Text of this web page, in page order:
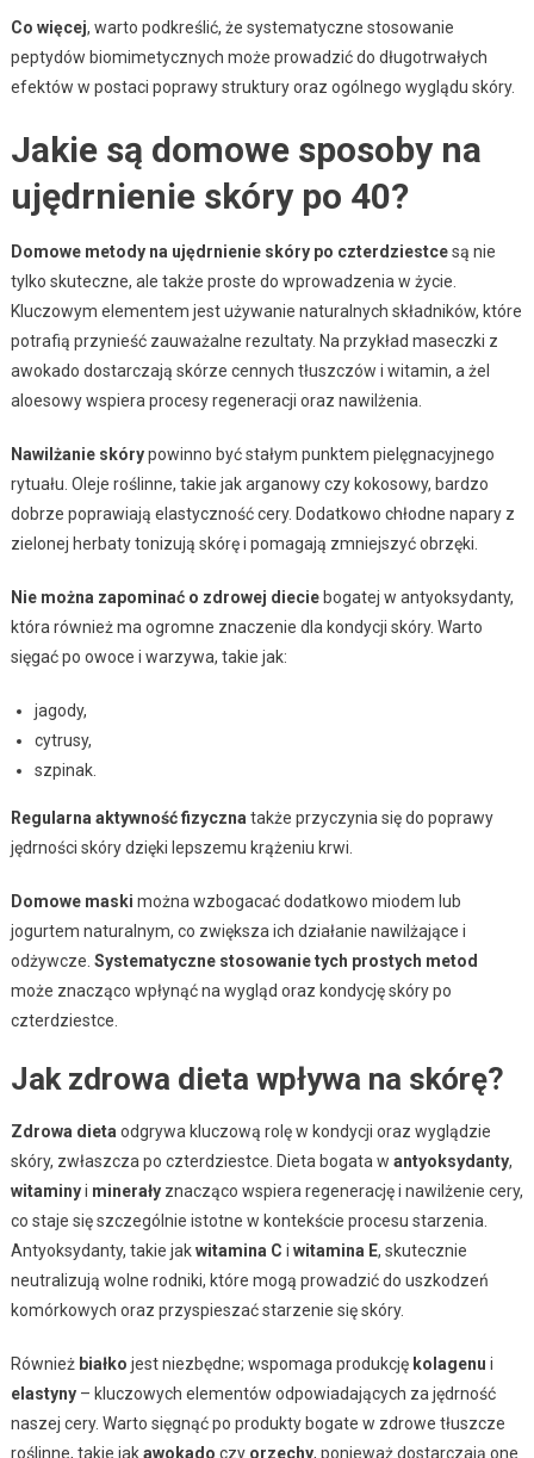
Co więcej, warto podkreślić, że systematyczne stosowanie
peptydów biomimetycznych może prowadzić do długotrwałych
efektów w postaci poprawy struktury oraz ogólnego wyglądu skóry.
Jakie są domowe sposoby na
ujędrnienie skóry po 40?
Domowe metody na ujędrnienie skóry po czterdziestcesą nie
tylko skuteczne, ale także proste do wprowadzenia w życie.
Kluczowym elementem jest używanie naturalnych składników, które
potrafią przynieść zauważalne rezultaty. Na przykład maseczki z
awokado dostarczają skórze cennych tłuszczów i witamin, a żel
aloesowy wspiera procesy regeneracji oraz nawilżenia.
Nawilżanie skórypowinno być stałym punktem pielęgnacyjnego
rytuału. Oleje roślinne, takie jak arganowy czy kokosowy, bardzo
dobrze poprawiają elastyczność cery. Dodatkowo chłodne napary z
zielonej herbaty tonizują skórę i pomagają zmniejszyć obrzęki.
Nie można zapominać o zdrowej dieciebogatej w antyoksydanty,
która również ma ogromne znaczenie dla kondycji skóry. Warto
sięgać po owoce i warzywa, takie jak:
jagody,
cytrusy,
szpinak.
Regularna aktywność fizyczna także przyczynia się do poprawy
jędrności skóry dzięki lepszemu krążeniu krwi.
Domowe maski można wzbogacać dodatkowo miodem lub
jogurtem naturalnym, co zwiększa ich działanie nawilżające i
odżywcze. Systematyczne stosowanie tych prostych metod
może znacząco wpłynąć na wygląd oraz kondycję skóry po
czterdziestce.
Jak zdrowa dieta wpływa na skórę?
Zdrowa dieta odgrywa kluczową rolę w kondycji oraz wyglądzie
skóry, zwłaszcza po czterdziestce. Dieta bogata w antyoksydanty,
witaminyi minerałyznacząco wspiera regenerację i nawilżenie cery,
co staje się szczególnie istotne w kontekście procesu starzenia.
Antyoksydanty, takie jakwitamina C i witamina E, skutecznie
neutralizują wolne rodniki, które mogą prowadzić do uszkodzeń
komórkowych oraz przyspieszać starzenie się skóry.
Również białko jest niezbędne; wspomaga produkcję kolagenu i
elastyny– kluczowych elementów odpowiadających za jędrność
naszej cery. Warto sięgnąć po produkty bogate w zdrowe tłuszcze
roślinne, takie jakawokado czy orzechy, ponieważ dostarczają one